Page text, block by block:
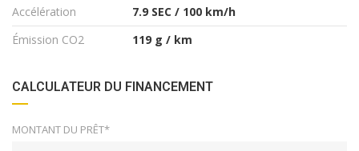
Accélération
7.9 SEC / 100 km/h
Émission CO2
119 g / km
CALCULATEUR DU FINANCEMENT
MONTANT DU PRÊT*